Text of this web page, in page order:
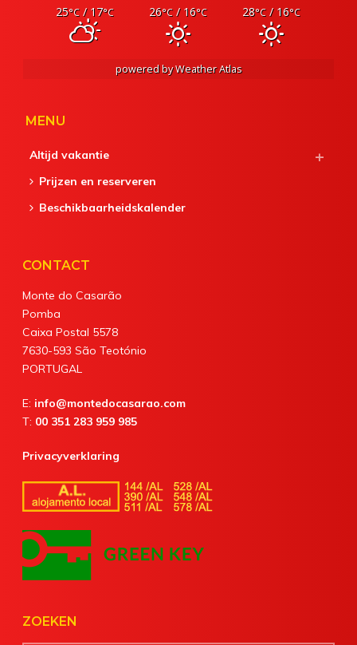
25°C/ 17°C 26°C/ 16°C 28°C/ 16°C
powered byWeather Atlas
MENU
Altijd vakantie
Prijzen en reserveren
Beschikbaarheidskalender
CONTACT
Monte do Casarão
Pomba
Caixa Postal 5578
7630-593 São Teotónio
PORTUGAL
E: info@montedocasarao.com
T: 00 351 283 959 985
Privacyverklaring
ZOEKEN